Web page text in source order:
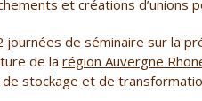
et créations d’unions
journées de séminaire sur la
de la région Auvergne
de stockage et de